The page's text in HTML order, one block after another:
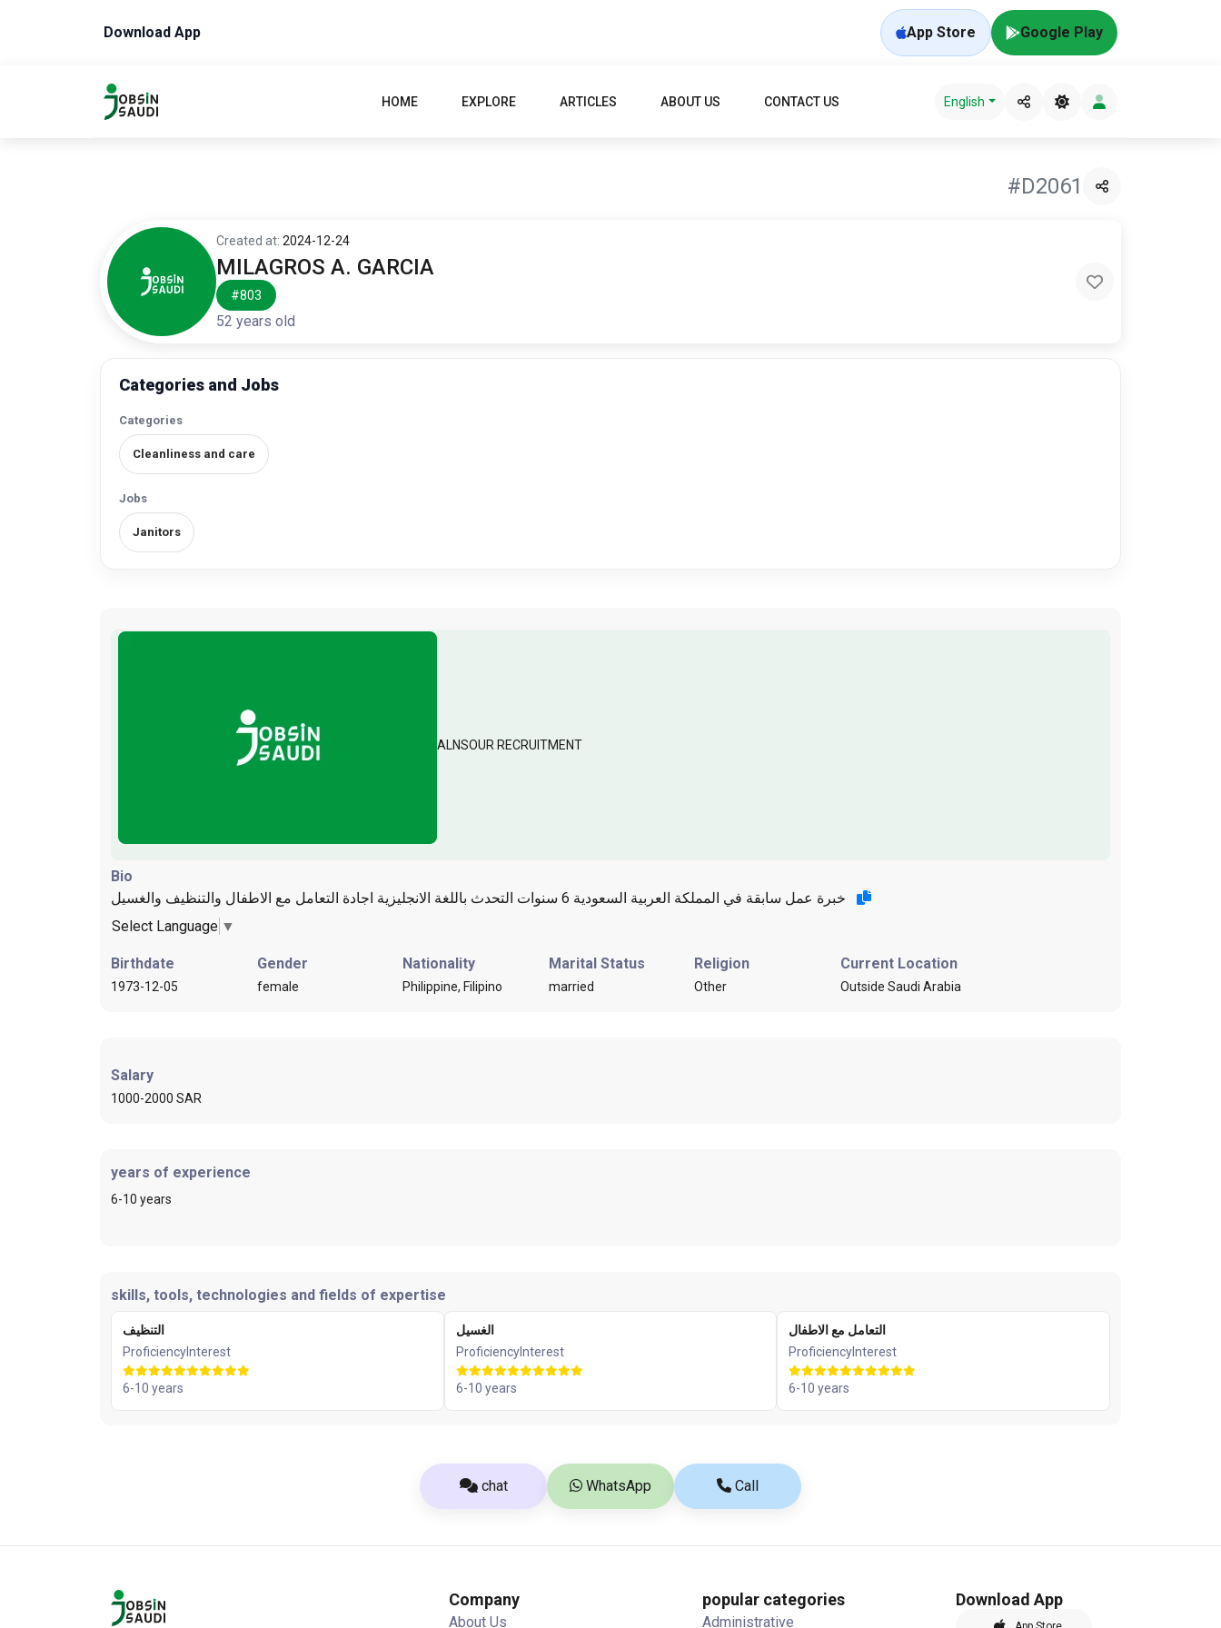
Download App App Store Google Play
HOME EXPLORE ARTICLES ABOUT US CONTACT US English
#D2061
Created at: 2024-12-24
MILAGROS A. GARCIA
#803
52 years old
Categories and Jobs
Categories
Cleanliness and care
Jobs
Janitors
ALNSOUR RECRUITMENT
Bio
Select Language ▼
Birthdate
1973-12-05
Gender
female
Nationality
Philippine, Filipino
Marital Status
married
Religion
Other
Current Location
Outside Saudi Arabia
Salary
1000-2000 SAR
years of experience
6-10 years
skills, tools, technologies and fields of expertise
التنظيف
ProficiencyInterest
6-10 years
الغسيل
ProficiencyInterest
6-10 years
التعامل مع الاطفال
ProficiencyInterest
6-10 years
chat WhatsApp Call
Company
About Us
popular categories
Administrative
Download App